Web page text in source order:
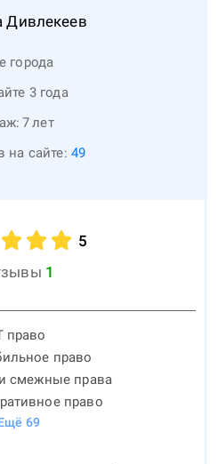
Дивлекеев
города
3 года
7лет
на сайте: 49
5
1
право
право
смежные права
право
69